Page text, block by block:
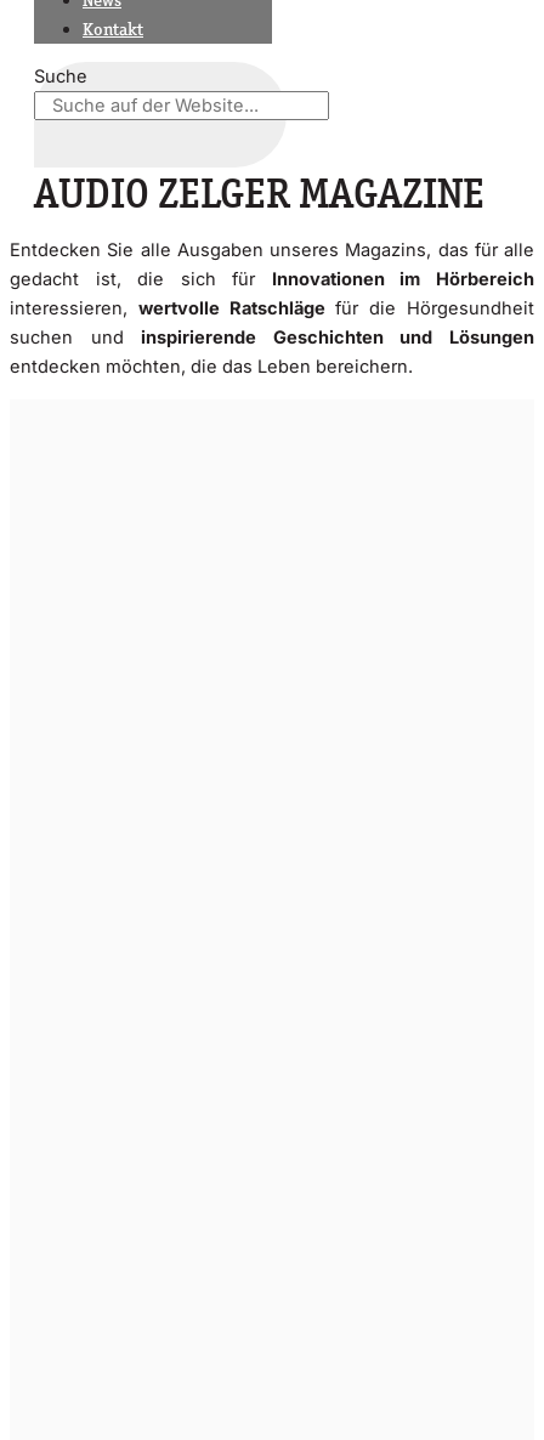
Kontakt
Suche
AUDIO ZELGER MAGAZINE
Entdecken Sie alle Ausgaben unseres Magazins, das für alle
gedacht ist, die sich für Innovationen im Hörbereich
interessieren, wertvolle Ratschläge für die Hörgesundheit
suchen und inspirierende Geschichten und Lösungen
entdecken möchten, die das Leben bereichern.